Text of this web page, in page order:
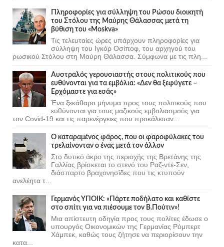
Πληροφορίες για σύλληψη του Ρώσου διοικητή
του Στόλου της Mαύρης Θάλασσας μετά τη
βύθιση του «Moskva»
Τις τελευταίες ώρες υπάρχουν πληροφορίες για
σύλληψη του Ιγκόρ Οσίποφ, του αρχηγού του
ρωσικού Στόλου στη Μαύρη Θάλασσα. Σύμφωνα με τις πλη...
Αυστραλός γερουσιαστής στους πολιτικούς που
ευθύνονται για τα εμβόλια: «Δεν θα ξεφύγετε –
Ερχόμαστε για εσάς»
Ένα ξεκάθαρο μήνυμα προς τους πολιτικούς που
ευθύνονται για τους μαζικούς εμβολιασμούς για
τον Covid-19 και τις παρενέργειες που προκάλεσαν...
Ο καταραμένος φάρος, που οι φαροφύλακες του
τρελαίνονταν ο ένας μετά τον άλλον
Στο δυτικό άκρο της περιοχής της Βρετάνης της
Γαλλίας βρίσκεται το στενό του Ραζ-ντε-Σεν,
διάσπαρτο βραχονησίδες που τις κτυπούν
ανελέητα τ...
Γερμανός ΥΠΟΙΚ: «Πάρτε ποδήλατο και καθίστε
στο σπίτι για να πιέσουμε τον Β.Πούτιν»!
Μια απίστευτη οδηγία προς τους πολίτες έδωσε ο
υπουργός Οικονομικών της Γερμανίας Ρόμπερτ
Χάμπεκ, καθώς τους ζήτησε να περιορίσουν την
κατα...